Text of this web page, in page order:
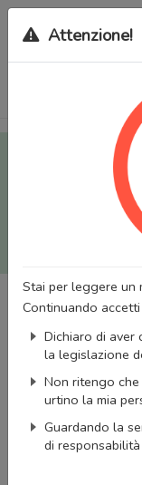
Tutti i Doujinshi
sul nostro nuovo
Manga
Potrai effettuare
tutti i
perderai
Attenzione!
Stai per leggere un
Continuando
Dichiaro di aver
la legislazione
Non ritengo
urtino la mia
Guardando la
di